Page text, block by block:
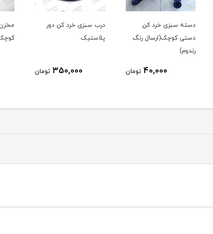
درب سبزی خرد کن دور
پلاستیک
350,000 تومان
مخزن سبزی خردکن دستی
کوچک
250,000 تومان
تیغ